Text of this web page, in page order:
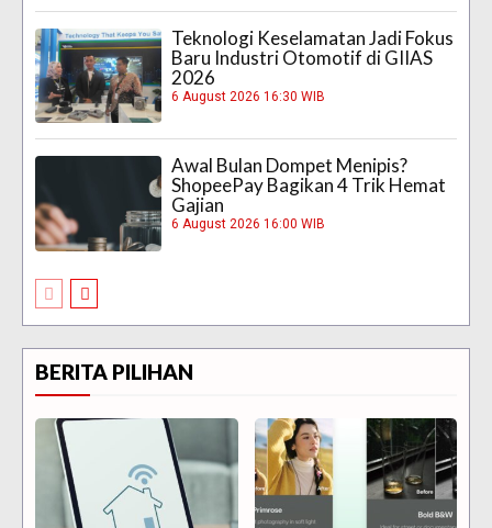
Teknologi Keselamatan Jadi Fokus
Baru Industri Otomotif di GIIAS
2026
6 August 2026 16:30 WIB
Awal Bulan Dompet Menipis?
ShopeePay Bagikan 4 Trik Hemat
Gajian
6 August 2026 16:00 WIB
BERITA PILIHAN